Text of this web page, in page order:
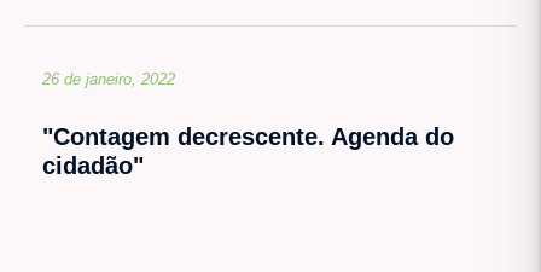
26 de janeiro, 2022
"Contagem decrescente. Agenda do
cidadão"